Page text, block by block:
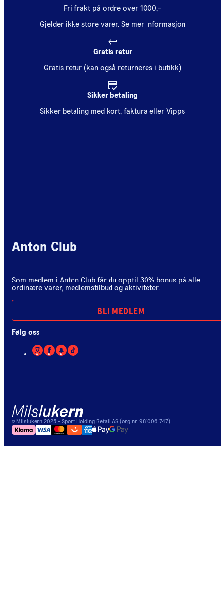
Fri frakt på ordre over 1000,-
Gjelder ikke store varer. Se mer informasjon
Gratis retur
Gratis retur (kan også returneres i butikk)
Sikker betaling
Sikker betaling med kort, faktura eller Vipps
Anton Club
Som medlem i Anton Club får du opptil 30% bonus på alle
ordinære varer, medlemstilbud og aktiviteter.
BLI MEDLEM
Følg oss
© Milslukern 2025 - Sport Holding Retail AS (org nr. 981006 747)